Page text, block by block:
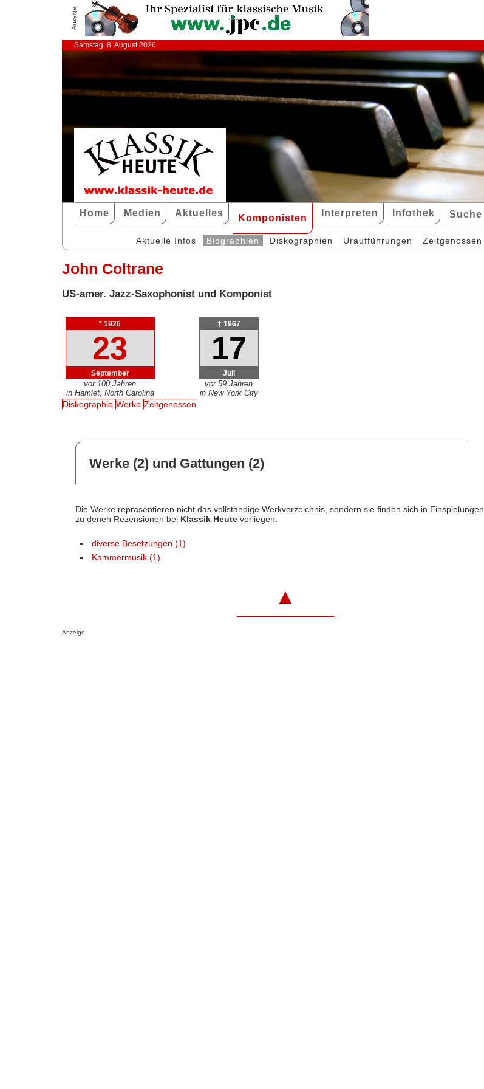
Anzeige
Samstag, 8. August 2026
Home Medien Aktuelles Komponisten Interpreten Infothek Suche
Aktuelle Infos Biographien Diskographien Uraufführungen Zeitgenossen
John Coltrane
US-amer. Jazz-Saxophonist und Komponist
* 1926
23
September
vor 100 Jahren
in Hamlet, North Carolina
† 1967
17
Juli
vor 59 Jahren
in New York City
Diskographie Werke Zeitgenossen
Werke (2) und Gattungen (2)
Die Werke repräsentieren nicht das vollständige Werkverzeichnis, sondern sie finden sich in Einspielungen,
zu denen Rezensionen bei Klassik Heutevorliegen.
diverse Besetzungen (1)
Kammermusik (1)
▲
Anzeige